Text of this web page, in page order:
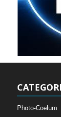
Photo-Coelum